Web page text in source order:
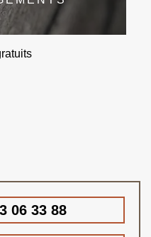
06 33 88